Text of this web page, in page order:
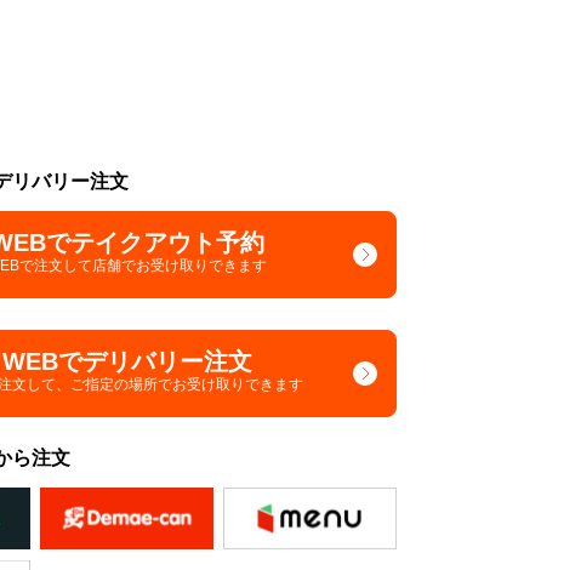
リバリー注文
でテイクアウト予約
で注文して店舗でお受け取りできます
WEBでデリバリー注文
文して、 ご指定の場所でお受け取りできます
ら注文